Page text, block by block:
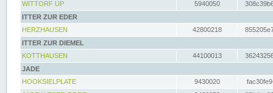
WITTORF UP
5940050
ITTER ZUR EDER
HERZHAUSEN
42800218
ITTER ZUR DIEMEL
KOTTHAUSEN
44100013
JADE
HOOKSIELPLATE
9430020